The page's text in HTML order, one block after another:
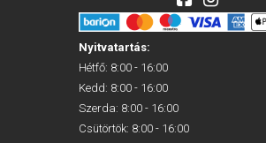
Nyitvatartás:
Hétfő: 8:00 - 16:00
Kedd: 8:00 - 16:00
Szerda: 8:00 - 16:00
Csütörtök: 8:00 - 16:00